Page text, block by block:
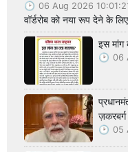
06 Aug 2026
वॉर्डरोब को नया रूप देने के
इस मांग
06
05